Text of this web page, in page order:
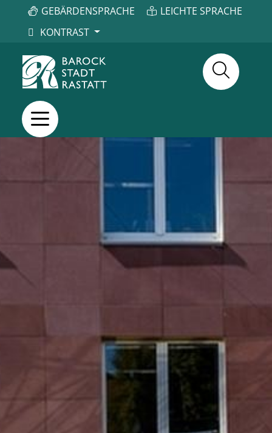
GEBÄRDENSPRACHE
LEICHTE SPRACHE
KONTRAST